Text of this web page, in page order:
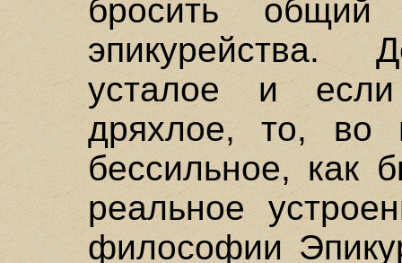
бросить общий
эпикурейства.
усталое и
дряхлое, то, во
бессильное, как
реальное
философии